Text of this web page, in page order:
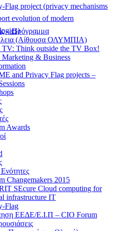
Flag project (privacy mechanisms
evolution of modern
– Πρόγραμμα
(Αίθουσα ΟΛΥΜΠΙΑ)
Think outside the TV Box!
& Business
and Privacy Flag projects –
Awards
Changemakers 2015
SEcure Cloud computing for
infrastructure IT
Flag
ΕΕΔΕ/Ε.Ι.Π – CIO Forum